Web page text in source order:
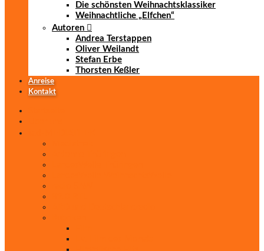
Die schönsten Weihnachtsklassiker
Weihnachtliche „Elfchen“
Autoren
Andrea Terstappen
Oliver Weilandt
Stefan Erbe
Thorsten Keßler
Anreise
Kontakt